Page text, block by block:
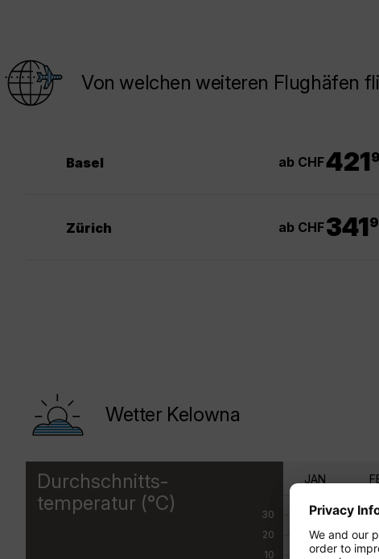
Von welchen weiteren Flughäfen
Basel ab CHF421
Zürich ab CHF341
Wetter Kelowna
Durchschnitts-
temperatur (°C)
30
20
10
JAN